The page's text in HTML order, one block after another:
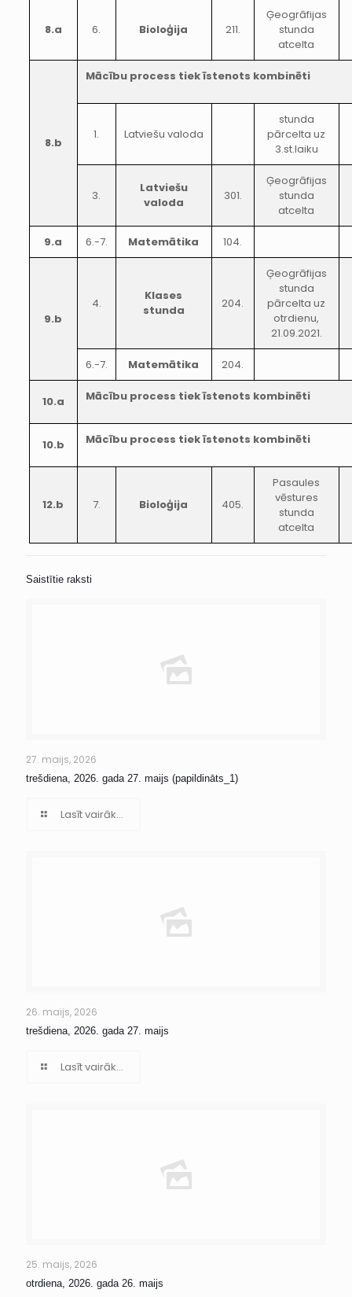
8.a 6. Bioloģija 211.
Ģeogrāfijas
stunda
atcelta
8.b
Mācību process tiek īstenots kombinēti
1. Latviešu valoda
stunda
pārcelta uz
3.st.laiku
3.
Latviešu
valoda
301.
Ģeogrāfijas
stunda
atcelta
9.a 6.-7. Matemātika 104.
9.b
4.
Klases
stunda
204.
Ģeogrāfijas
stunda
pārcelta uz
otrdienu,
21.09.2021.
6.-7. Matemātika 204.
10.a Mācību process tiek īstenots kombinēti
10.b Mācību process tiek īstenots kombinēti
12.b 7. Bioloģija 405.
Pasaules
vēstures
stunda
atcelta
Saistītie raksti
27. maijs, 2026
trešdiena, 2026. gada 27. maijs (papildināts_1)
Lasīt vairāk...
26. maijs, 2026
trešdiena, 2026. gada 27. maijs
Lasīt vairāk...
25. maijs, 2026
otrdiena, 2026. gada 26. maijs